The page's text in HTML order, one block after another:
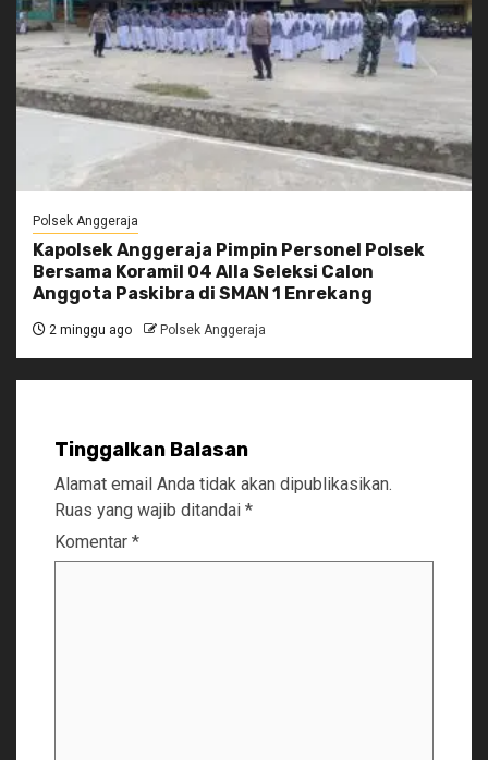
Polsek Anggeraja
Kapolsek Anggeraja Pimpin Personel Polsek
Bersama Koramil 04 Alla Seleksi Calon
Anggota Paskibra di SMAN 1 Enrekang
2 minggu ago Polsek Anggeraja
Tinggalkan Balasan
Alamat email Anda tidak akan dipublikasikan.
Ruas yang wajib ditandai *
Komentar *